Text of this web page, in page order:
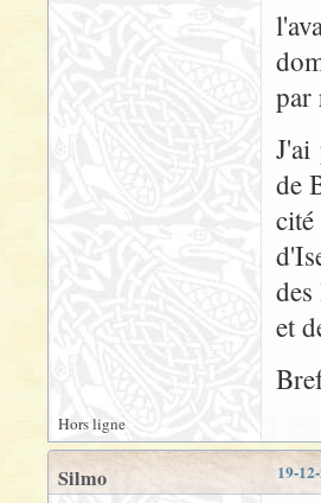
par
J'ai
de
et
Hors ligne
19-
Silmo